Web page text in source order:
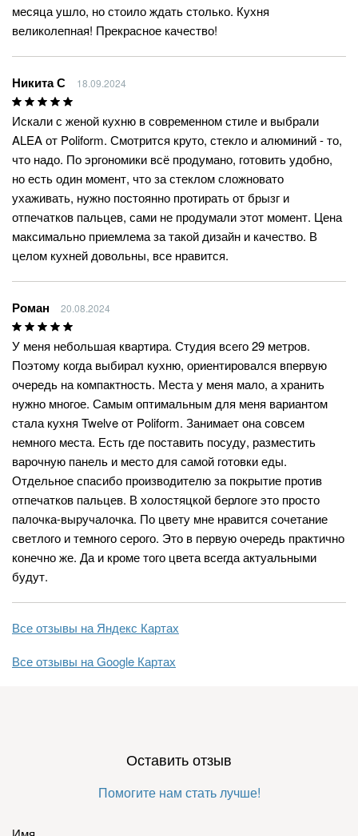
месяца ушло, но стоило ждать столько. Кухня
великолепная! Прекрасное качество!
Никита С 18.09.2024
Искали с женой кухню в современном стиле и выбрали
ALEA от Poliform. Смотрится круто, стекло и алюминий - то,
что надо. По эргономики всё продумано, готовить удобно,
но есть один момент, что за стеклом сложновато
ухаживать, нужно постоянно протирать от брызг и
отпечатков пальцев, сами не продумали этот момент. Цена
максимально приемлема за такой дизайн и качество. В
целом кухней довольны, все нравится.
Роман 20.08.2024
У меня небольшая квартира. Студия всего 29 метров.
Поэтому когда выбирал кухню, ориентировался впервую
очередь на компактность. Места у меня мало, а хранить
нужно многое. Самым оптимальным для меня вариантом
стала кухня Twelve от Poliform. Занимает она совсем
немного места. Есть где поставить посуду, разместить
варочную панель и место для самой готовки еды.
Отдельное спасибо производителю за покрытие против
отпечатков пальцев. В холостяцкой берлоге это просто
палочка-выручалочка. По цвету мне нравится сочетание
светлого и темного серого. Это в первую очередь практично
конечно же. Да и кроме того цвета всегда актуальными
будут.
Все отзывы на Яндекс Картах
Все отзывы на Google Картах
Оставить отзыв
Помогите нам стать лучше!